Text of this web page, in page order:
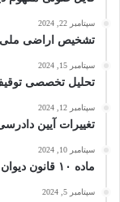
سپتامبر 22, 2024
تشخیص اراضی ملی
سپتامبر 15, 2024
تحلیل تخصصی
سپتامبر 12, 2024
تغییرات آیین
سپتامبر 10, 2024
ماده ۱۰ قانون دیوان عدالت اداری
سپتامبر 5, 2024